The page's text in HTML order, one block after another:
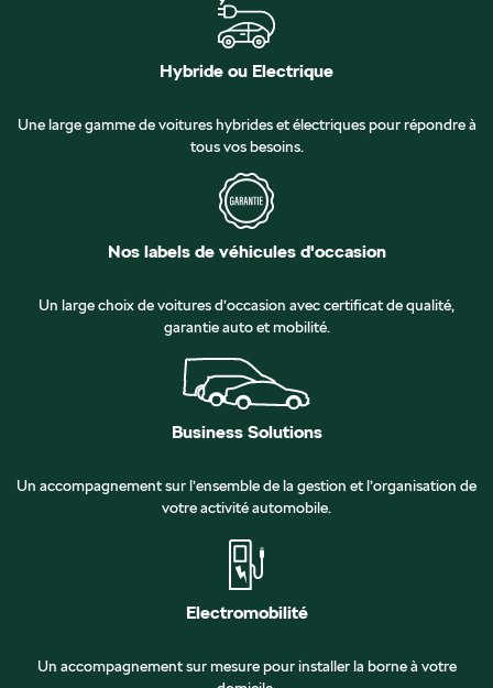
Hybride ou Electrique
Une large gamme de voitures hybrides et électriques pour répondre à
tous vos besoins.
Nos labels de véhicules d'occasion
Un large choix de voitures d’occasion avec certificat de qualité,
garantie auto et mobilité.
Business Solutions
Un accompagnement sur l’ensemble de la gestion et l’organisation de
votre activité automobile.
Electromobilité
Un accompagnement sur mesure pour installer la borne à votre